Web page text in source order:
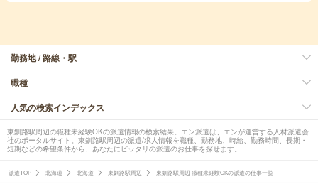
勤務地 / 路線・駅
職種
人気の検索インデックス
東釧路駅周辺の職種未経験OKの派遣情報の検索結果。エン派遣は、エンが運営する人材派遣会
社のポータルサイト。東釧路駅周辺の派遣/求人情報を職種、勤務地、時給、勤務時間、長期・
短期などの希望条件から、あなたにピッタリの派遣のお仕事を探せます。
派遣TOP 北海道 北海道 東釧路駅周辺 東釧路駅周辺 職種未経験OKの派遣の仕事一覧